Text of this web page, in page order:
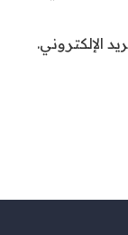
الإلكتروني.